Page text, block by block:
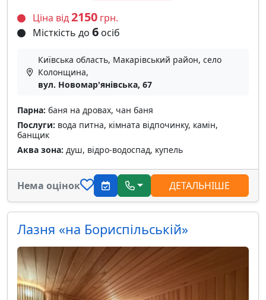
Ціна від2150 грн.
Місткість до 6 осіб
Київська область, Макарівський район, село
Колонщина,
вул. Новомар'янівська, 67
Парна: баня на дровах, чан баня
Послуги: вода питна, кімната відпочинку, камін,
банщик
Аква зона: душ, відро-водоспад, купель
Нема оцінок ДЕТАЛЬНІШЕ
Лазня «на Бориспільській»